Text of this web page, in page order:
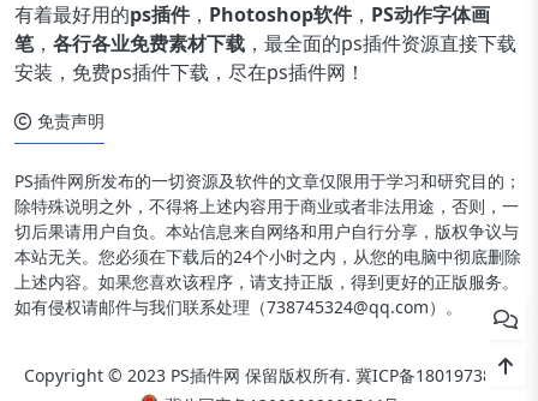
有着最好用的ps插件， Photoshop软件， PS动作字体画
笔， 各行各业免费素材下载 ，最全面的ps插件资源直接下载
安装，免费ps插件下载，尽在ps插件网！
免责声明
PS插件网所发布的一切资源及软件的文章仅限用于学习和研究目的；
除特殊说明之外，不得将上述内容用于商业或者非法用途，否则，一
切后果请用户自负。本站信息来自网络和用户自行分享，版权争议与
本站无关。您必须在下载后的24个小时之内，从您的电脑中彻底删除
上述内容。如果您喜欢该程序，请支持正版，得到更好的正版服务。
如有侵权请邮件与我们联系处理（738745324@qq.com）。
Copyright © 2023 PS插件网 保留版权所有. 冀ICP备18019738号